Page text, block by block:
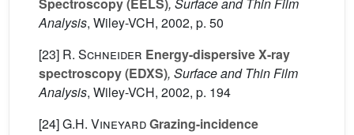
Analysis, Wiley-VCH, 2002, p. 50
[23] R. Schneider Energy-dispersive X-ray
spectroscopy (EDXS), Surface and Thin Film
Analysis, Wiley-VCH, 2002, p. 194
[24]G.H. VineyardGrazing-incidence